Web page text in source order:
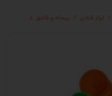
سفارشات
ابزار قنادی پیمانه و قاشق